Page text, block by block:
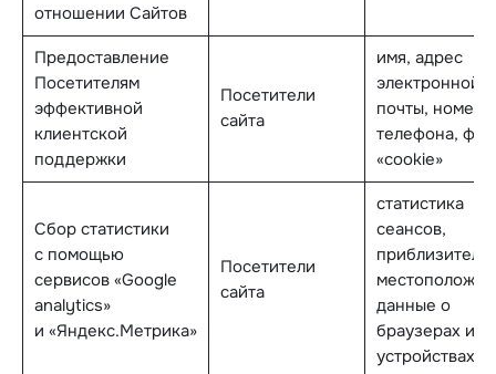
отношении Сайтов
Предоставление
Посетителям
эффективной
клиентской
поддержки
Посетители
сайта
имя, адрес
электронной
почты, номер
телефона,
«cookie»
Сбор статистики
с помощью
сервисов «Google
analytics»
и «Яндекс.Метрика»
Посетители
сайта
статистика
сеансов,
данные о
браузерах и
устройствах